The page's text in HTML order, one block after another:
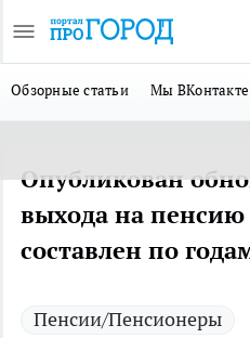
Обзорные статьи Мы ВКонтакте
Опубликован
выхода на пенсию
составлен по
Пенсии/Пенсионеры